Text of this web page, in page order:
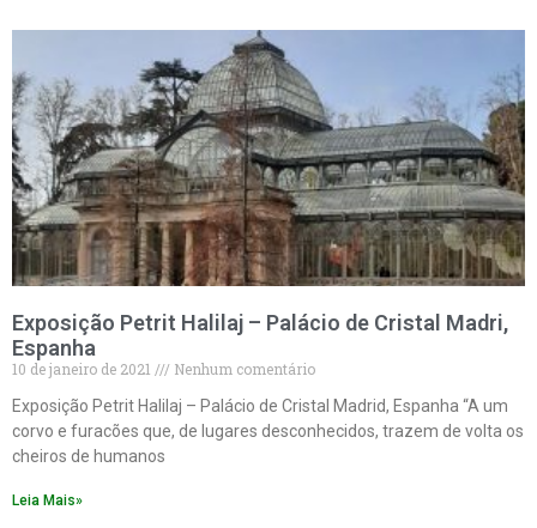
Exposição Petrit Halilaj – Palácio de Cristal Madri,
Espanha
10 de janeiro de 2021
Nenhum comentário
Exposição Petrit Halilaj – Palácio de Cristal Madrid, Espanha “A um
corvo e furacões que, de lugares desconhecidos, trazem de volta os
cheiros de humanos
Leia Mais»